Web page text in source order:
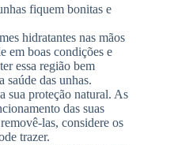
fiquem bonitas e
hidratantes nas mãos
em boas condições e
essa região bem
saúde das unhas.
sua proteção natural. As
das suas
las, considere os
trazer.